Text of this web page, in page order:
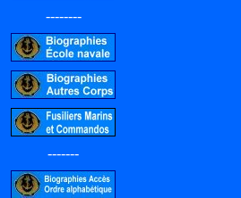
--------
-------